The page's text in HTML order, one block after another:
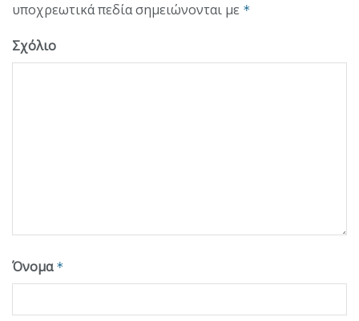
υποχρεωτικά πεδία σημειώνονται με *
Σχόλιο
Όνομα *